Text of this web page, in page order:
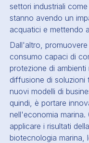
settori industriali
stanno avendo un
acquatici e mettendo
Dall'altro,
consumo capaci di
protezione di ambienti
diffusione di soluzioni
nuovi modelli di
quindi, è portare
nell'economia marina.
applicare i risultati
biotecnologia marina,